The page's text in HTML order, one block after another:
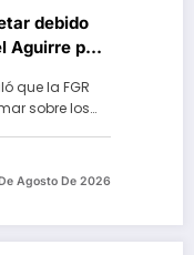
debido
Aguirre por
que la FGR
sobre los…
Agosto De 2026